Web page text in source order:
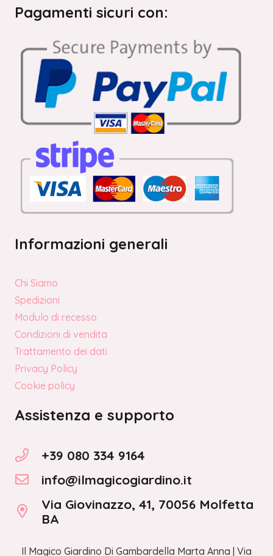
Pagamenti sicuri con:
Informazioni generali
Chi Siamo
Spedizioni
Modulo di recesso
Condizioni di vendita
Trattamento dei dati
Privacy Policy
Cookie policy
Assistenza e supporto
+39 080 334 9164
info@ilmagicogiardino.it
Via Giovinazzo, 41, 70056 Molfetta
BA
Il Magico Giardino Di Gambardella Marta Anna | Via